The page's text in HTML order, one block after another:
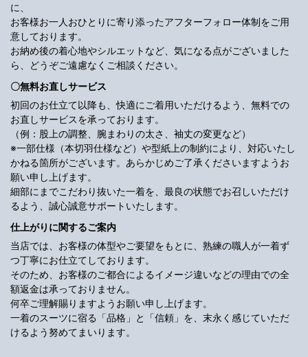
に、
お客様お一人おひとりに寄り添ったアフターフォロー体制をご用
意しております。
お納め後の着心地やシルエットなど、気になる点がございました
ら、どうぞご遠慮なくご相談ください。
〇無料お直しサービス
初回のお仕立て以降も、快適にご着用いただけるよう、無料での
お直しサービスを承っております。
（例：股上の調整、腕まわりの太さ、袖丈の変更など）
※一部仕様（本切羽仕様など）や型紙上の制約により、対応いたし
かねる箇所がございます。あらかじめご了承くださいますようお
願い申し上げます。
細部にまでこだわり抜いた一着を、最良の状態でお召しいただけ
るよう、誠心誠意サポートいたします。
仕上がりに関するご案内
当店では、お客様の体型やご要望をもとに、熟練の職人が一着ず
つ丁寧にお仕立てしております。
そのため、お客様のご都合によるイメージ違いなどの理由での全
額返金は承っておりません。
何卒ご理解賜りますようお願い申し上げます。
一着のスーツに宿る「品格」と「信頼」を、末永く感じていただ
けるよう努めてまいります。